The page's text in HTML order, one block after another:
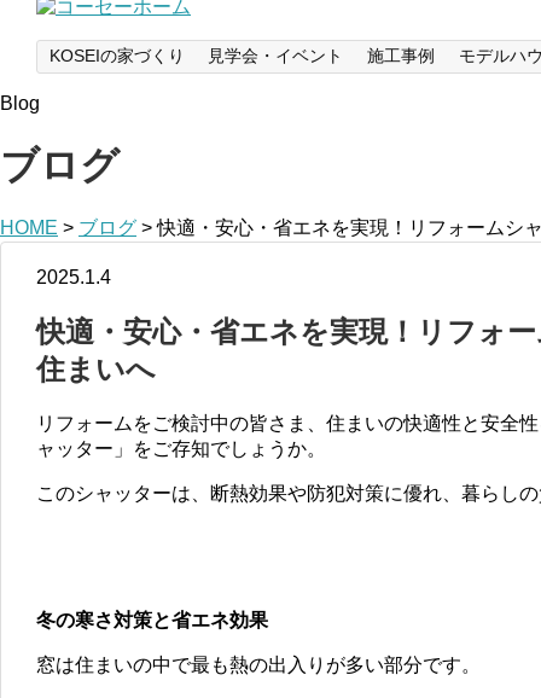
KOSEIの家づくり 見学会・イベント 施工事例 モデルハ
Blog
ブログ
HOME > ブログ >快適・安心・省エネを実現！リフォームシ
2025.1.4
快適・安心・省エネを実現！リフォ
住まいへ
リフォームをご検討中の皆さま、住まいの快適性と安全
ャッター」をご存知でしょうか。
このシャッターは、断熱効果や防犯対策に優れ、暮らし
冬の寒さ対策と省エネ効果
窓は住まいの中で最も熱の出入りが多い部分です。